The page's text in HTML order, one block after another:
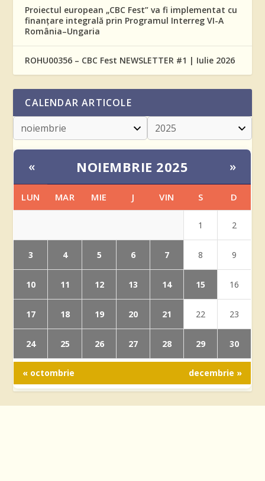
Proiectul european „CBC Fest” va fi implementat cu
finanțare integrală prin Programul Interreg VI-A
România–Ungaria
ROHU00356 – CBC Fest NEWSLETTER #1 | Iulie 2026
CALENDAR ARTICOLE
« NOIEMBRIE 2025 »
LUN MAR MIE J VIN S D
1 2
3 4 5 6 7 8 9
10 11 12 13 14 15 16
17 18 19 20 21 22 23
24 25 26 27 28 29 30
« octombrie decembrie »